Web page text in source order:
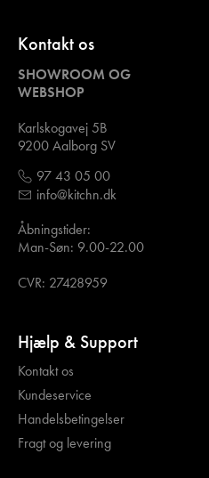
Kontakt os
SHOWROOM OG
WEBSHOP
Karlskogavej 5B
9200 Aalborg SV
97 43 05 00
info@kitchn.dk
Åbningstider:
Man-Søn: 9.00-22.00
CVR: 27428959
Hjælp & Support
Kontakt os
Kundeservice
Handelsbetingelser
Fragt og levering